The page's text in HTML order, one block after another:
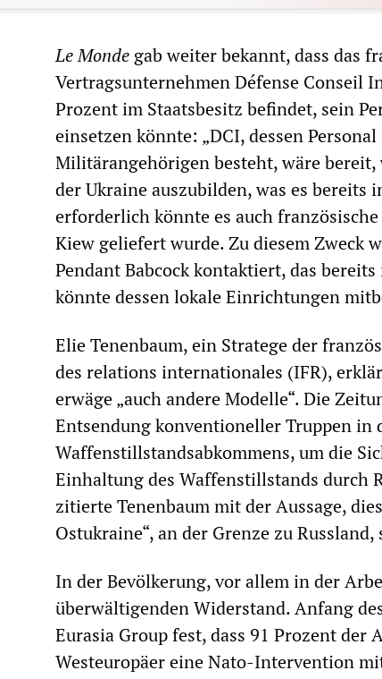
Le Monde gab weiter bekannt, dass das
Vertragsunternehmen Défense Conseil
Prozent im Staatsbesitz befindet, sein
einsetzen könnte: „DCI, dessen
Militärangehörigen besteht, wäre
der Ukraine auszubilden, was es bereits
erforderlich könnte es auch
Kiew geliefert wurde. Zu diesem Zweck
Pendant Babcock kontaktiert, das
könnte dessen lokale Einrichtungen
Elie Tenenbaum, ein Stratege der
des relations internationales (IFR),
erwäge „auch andere Modelle“. Die
Entsendung konventioneller Truppen in
Waffenstillstandsabkommens, um die
Einhaltung des Waffenstillstands durch
zitierte Tenenbaum mit der Aussage,
Ostukraine“, an der Grenze zu
In der Bevölkerung, vor allem in der
überwältigenden Widerstand. Anfang
Eurasia Group fest, dass 91 Prozent der
Westeuropäer eine Nato-Intervention